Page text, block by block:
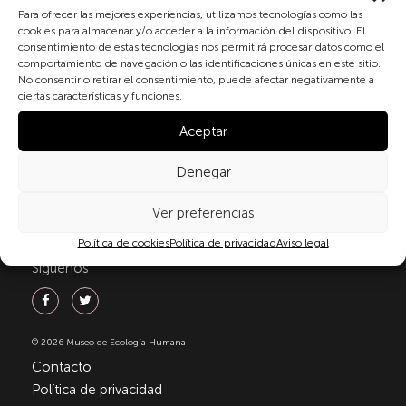
Para ofrecer las mejores experiencias, utilizamos tecnologías como las
cookies para almacenar y/o acceder a la información del dispositivo. El
consentimiento de estas tecnologías nos permitirá procesar datos como el
comportamiento de navegación o las identificaciones únicas en este sitio.
No consentir o retirar el consentimiento, puede afectar negativamente a
ciertas características y funciones.
Aceptar
Denegar
Ver preferencias
Política de cookiesPolítica de privacidadAviso legal
personales conforme a la normativa vigente en
materia de protección de datos personales, en
particular, de acuerdo con lo dispuesto en el
Reglamento (UE) 2016/679 del Parlamento Europeo y
del Consejo de 27 de abril de 2016 (RGPD) y la Ley
Orgánica 3/2018, de 5 de diciembre, de Protección de
Datos Personales y garantía de los derechos
digitale(LOPDGDD). Para más información puede
política de privacidad
Síguenos
© 2026 Museo de Ecología Humana
Contacto
Política de privacidad